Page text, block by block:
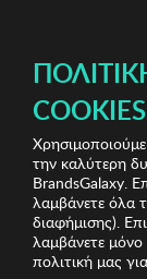
Stylish
Καπέλο Abigail
Stylish
COOKIES
την καλύτερη
BrandsGalaxy.
λαμβάνετε όλα
διαφήμισης).
λαμβάνετε μόνο
πολιτική μας